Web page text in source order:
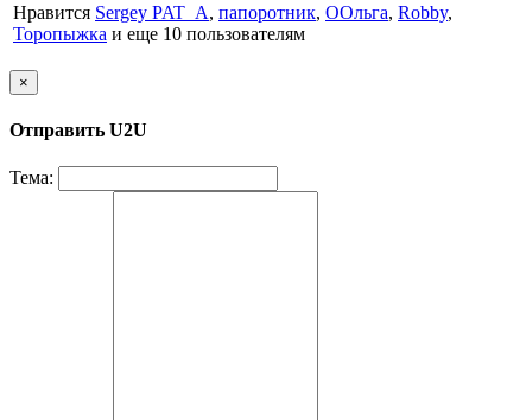
Нравится Sergey PAT_A, папоротник, ООльга, Robby,
Торопыжка и еще 10 пользователям
×
Отправить U2U
Тема: